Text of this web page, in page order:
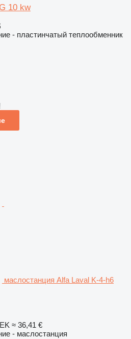
10 kw
- пластинчатый теплообменник
маслостанция Alfa Laval K-4-h6
≈ 36,41 €
- маслостанция